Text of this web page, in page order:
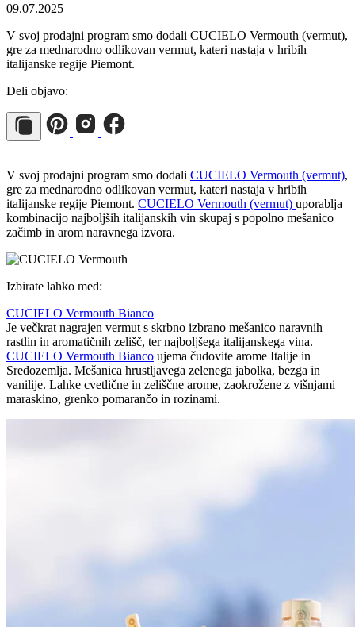
09.07.2025
V svoj prodajni program smo dodali CUCIELO Vermouth (vermut),
gre za mednarodno odlikovan vermut, kateri nastaja v hribih
italijanske regije Piemont.
Deli objavo:
V svoj prodajni program smo dodali CUCIELO Vermouth (vermut),
gre za mednarodno odlikovan vermut, kateri nastaja v hribih
italijanske regije Piemont. CUCIELO Vermouth (vermut) uporablja
kombinacijo najboljših italijanskih vin skupaj s popolno mešanico
začimb in arom naravnega izvora.
Izbirate lahko med:
CUCIELO Vermouth Bianco
Je večkrat nagrajen vermut s skrbno izbrano mešanico naravnih
rastlin in aromatičnih zelišč, ter najboljšega italijanskega vina.
CUCIELO Vermouth Bianco ujema čudovite arome Italije in
Sredozemlja. Mešanica hrustljavega zelenega jabolka, bezga in
vanilije. Lahke cvetlične in zeliščne arome, zaokrožene z višnjami
maraskino, grenko pomarančo in rozinami.